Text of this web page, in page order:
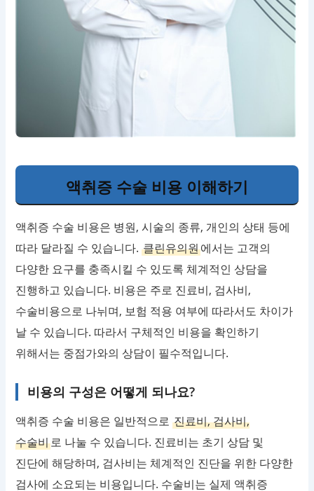
액취증 수술 비용 이해하기
액취증 수술 비용은 병원, 시술의 종류, 개인의 상태 등에
따라 달라질 수 있습니다.클린유의원에서는 고객의
다양한 요구를 충족시킬 수 있도록 체계적인 상담을
진행하고 있습니다. 비용은 주로 진료비, 검사비,
수술비용으로 나뉘며, 보험 적용 여부에 따라서도 차이가
날 수 있습니다. 따라서 구체적인 비용을 확인하기
위해서는 중점가와의 상담이 필수적입니다.
비용의 구성은 어떻게 되나요?
액취증 수술 비용은 일반적으로진료비, 검사비,
수술비로 나눌 수 있습니다. 진료비는 초기 상담 및
진단에 해당하며, 검사비는 체계적인 진단을 위한 다양한
검사에 소요되는 비용입니다. 수술비는 실제 액취증